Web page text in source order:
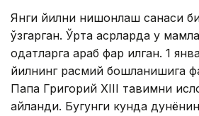
Янги йилни нишонлаш санаси
ўзгарган. Ўрта асрларда у
одатларга қараб фарқ қилган. 1
йилнинг расмий бошланишига
Папа Григорий XIII тақвимни
айланди. Бугунги кунда